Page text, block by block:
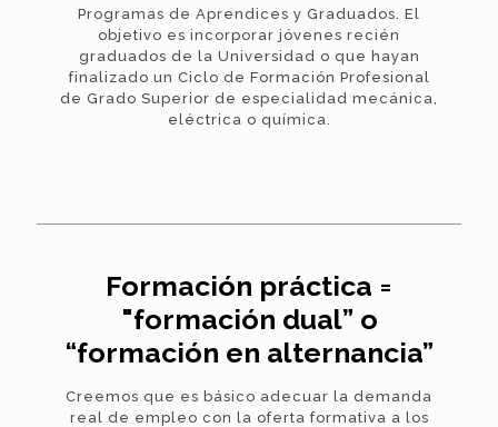
Programas de Aprendices y Graduados. El
objetivo es incorporar jóvenes recién
graduados de la Universidad o que hayan
finalizado un Ciclo de Formación Profesional
de Grado Superior de especialidad mecánica,
eléctrica o química.
Formación práctica =
"formación dual” o
“formación en alternancia”
Creemos que es básico adecuar la demanda
real de empleo con la oferta formativa a los